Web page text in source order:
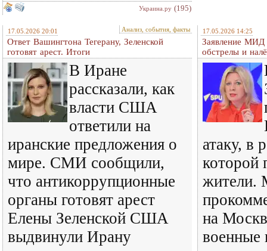
Украина.ру (195)
17.05.2026 20:01 Анализ, события, факты
Ответ Вашингтона Тегерану, Зеленской
готовят арест. Итоги
В Иране
рассказали, как
власти США
ответили на
иранские предложения о
мире. СМИ сообщили,
что антикоррупционные
органы готовят арест
Елены Зеленской США
выдвинули Ирану
17.05.2026 14:25
Заявление МИД
обстрелы и
атаку, в
которой
на
военные